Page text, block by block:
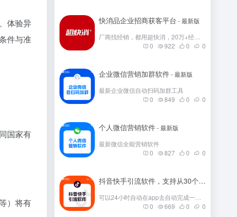
体验异
件与准
国家有
）将有
快消品企业招商获客平台 - 最新版
0
922 0 0
企业微信营销加群软件- 最新版
最新企业微信自动扫码加群工具
0
849 0 0
个人微信营销软件- 最新版
最新微信全能营销软件
0
827 0 0
抖音快手引流软件，支持从30个平台引流
0
669 0 0